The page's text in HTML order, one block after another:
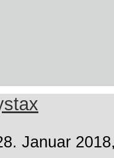
Januar